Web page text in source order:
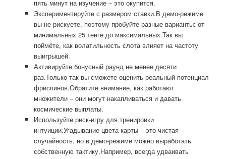
пять минут на изучение – это окупится.
Экспериментируйте с размером ставки.В демо-режиме
вы не рискуете, поэтому пробуйте разные варианты: от
минимальных 25 тенге до максимальных.Так вы
поймёте, как волатильность слота влияет на частоту
выигрышей.
Активируйте бонусный раунд не менее десяти
раз.Только так вы сможете оценить реальный потенциал
фриспинов.Обратите внимание, как работают
множители – они могут накапливаться и давать
космические выплаты.
Используйте риск-игру для тренировки
интуиции.Угадывание цвета карты – это чистая
случайность, но в демо-режиме можно выработать
собственную тактику.Например, всегда удваивать